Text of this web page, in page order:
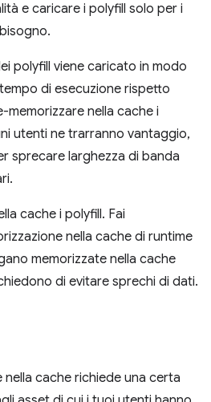
e caricare i polyfill solo per i
polyfill viene caricato in modo
di esecuzione rispetto
memorizzare nella cache i
utenti ne trarranno vantaggio,
sprecare larghezza di banda
cache i polyfill. Fai
nella cache di runtime
memorizzate nella cache
di evitare sprechi di dati.
cache richiede una certa